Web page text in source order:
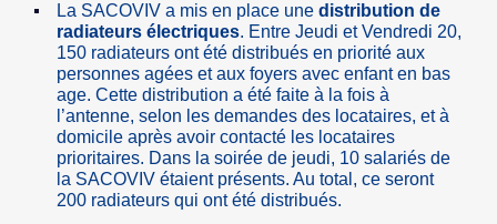
La SACOVIV a mis en place une distribution de
radiateurs électriques. Entre Jeudi et Vendredi 20,
150 radiateurs ont été distribués en priorité aux
personnes agées et aux foyers avec enfant en bas
age. Cette distribution a été faite à la fois à
l’antenne, selon les demandes des locataires, et à
domicile après avoir contacté les locataires
prioritaires. Dans la soirée de jeudi, 10 salariés de
la SACOVIV étaient présents. Au total, ce seront
200 radiateurs qui ont été distribués.